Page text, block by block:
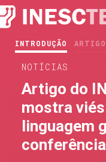
INTRODUÇÃO ARTIGO
NOTÍCIAS
Artigo do
mostra
linguagem
conferência